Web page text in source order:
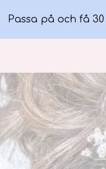
to main content
Passa på och få